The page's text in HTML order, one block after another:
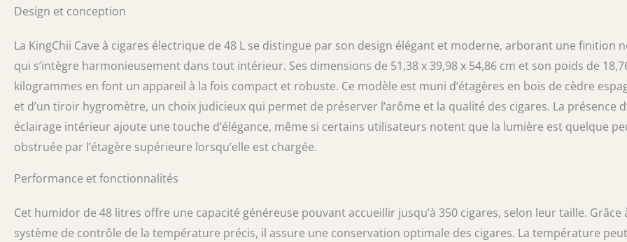
conservation naturel : en utilisant un cadre en bois de cèdre
espagnol de haute qualité (y compris les tiroirs), l'huile de bois
de cèdre volatilisé émet un arôme naturel, qui non seulement
hydrate et respire, élimine les odeurs particulières, mais
empêche également votre collection de sécher et de moisir.
Porte en verre trempé à film chaud : cette armoire adopte un
verre miroir double couche, qui est isolant thermique,
résistant à la chaleur, résistant à l'usure et facile à nettoyer. Il
salon, le bureau, la chambre et la cave à vin. En même temps,
il est très approprié pour votre père et vos amis comme
cadeau d'anniversaire, de fête des pères et de Nouvel An.
Design et conception
La KingChii Cave à cigares électrique de 48 L se distingue par son design élégant et moderne, arborant une finition
qui s’intègre harmonieusement dans tout intérieur. Ses dimensions de 51,38 x 39,98 x 54,86 cm et son poids de
kilogrammes en font un appareil à la fois compact et robuste. Ce modèle est muni d’étagères en bois de cèdre
et d’un tiroir hygromètre, un choix judicieux qui permet de préserver l’arôme et la qualité des cigares. La présence
éclairage intérieur ajoute une touche d’élégance, même si certains utilisateurs notent que la lumière est quelque
obstruée par l’étagère supérieure lorsqu’elle est chargée.
Performance et fonctionnalités
Cet humidor de 48 litres offre une capacité généreuse pouvant accueillir jusqu’à 350 cigares, selon leur taille. Grâce
système de contrôle de la température précis, il assure une conservation optimale des cigares. La température peut